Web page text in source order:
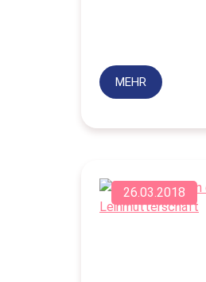
MEHR
26.03.2018